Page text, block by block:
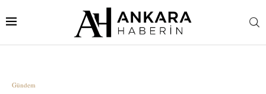
Gündem